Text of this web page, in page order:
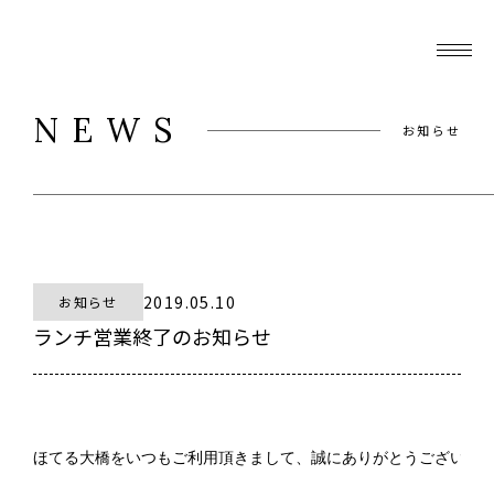
NEWS お知らせ
お知らせ 2019.05.10
ランチ営業終了のお知らせ
ほてる大橋をいつもご利用頂きまして、誠にありがとうございま